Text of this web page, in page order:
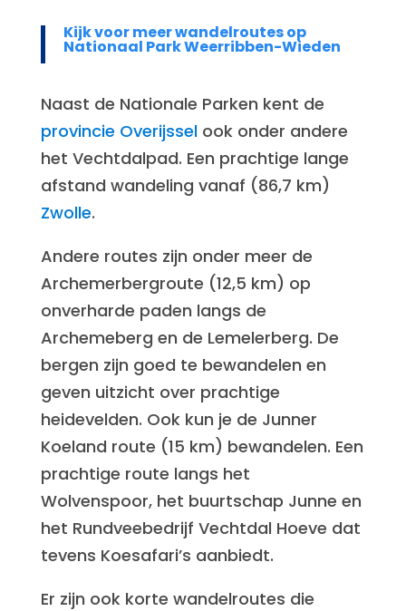
Kijk voor meer wandelroutes op
Nationaal Park Weerribben-Wieden
Naast de Nationale Parken kent de
provincie Overijsselook onder andere
het Vechtdalpad. Een prachtige lange
afstand wandeling vanaf (86,7 km)
Zwolle.
Andere routes zijn onder meer de
Archemerbergroute (12,5 km) op
onverharde paden langs de
Archemeberg en de Lemelerberg. De
bergen zijn goed te bewandelen en
geven uitzicht over prachtige
heidevelden. Ook kun je de Junner
Koeland route (15 km) bewandelen. Een
prachtige route langs het
Wolvenspoor, het buurtschap Junne en
het Rundveebedrijf Vechtdal Hoeve dat
tevens Koesafari’s aanbiedt.
Er zijn ook korte wandelroutes die